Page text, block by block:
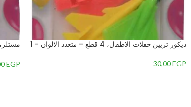
ديكور تزيين حفلات الاطفال، 4 قطع – متعدد الالوان – 1
30,00EGP
EGP